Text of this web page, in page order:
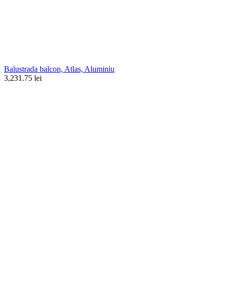
Balustrada balcon, Atlas, Aluminiu
3,231.75 lei